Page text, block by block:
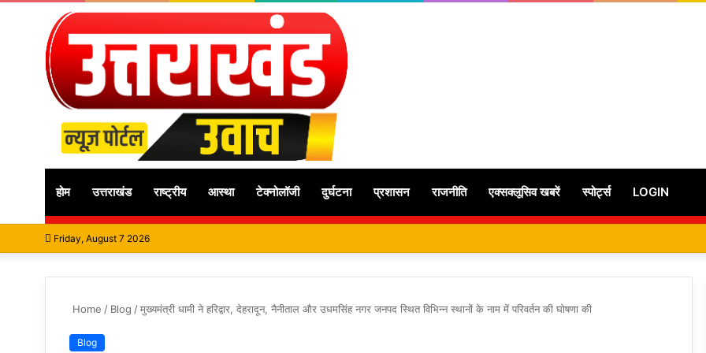
होम उत्तराखंड राष्ट्रीय आस्था टेक्नोलॉजी दुर्घटना प्रशासन राजनीति एक्सक्लूसिव खबरें स्पोर्ट्स LOGIN
Friday, August 7 2026
Home / Blog /मुख्यमंत्री धामी ने हरिद्वार, देहरादून, नैनीताल और उधमसिंह नगर जनपद स्थित विभिन्न स्थानों के नाम में परिवर्तन की घोषणा की
Blog